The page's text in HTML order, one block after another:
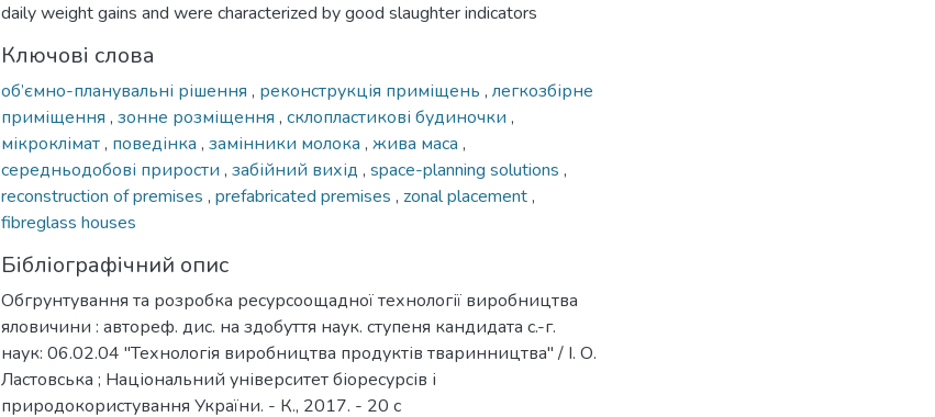
daily weight gains and were characterized by good slaughter indicators
Ключові слова
об’ємно-планувальні рішення , реконструкція приміщень , легкозбірне
приміщення , зонне розміщення , склопластикові будиночки ,
мікроклімат, поведінка , замінники молока , жива маса ,
середньодобові прирости , забійний вихід , space-planning solutions ,
reconstruction of premises , prefabricated premises , zonal placement,
fibreglass houses
Бібліографічний опис
Обгрунтування та розробка ресурсоощадної технології виробництва
яловичини : автореф. дис. на здобуття наук. ступеня кандидата с.-г.
наук: 06.02.04 "Технологія виробництва продуктів тваринництва" / І. О.
Ластовська ; Національний університет біоресурсів і
природокористування України. - К., 2017. - 20 с